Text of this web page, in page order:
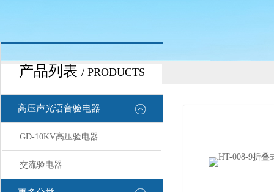
产品列表 / PRODUCTS
高压声光语音验电器
GD-10KV高压验电器
交流验电器